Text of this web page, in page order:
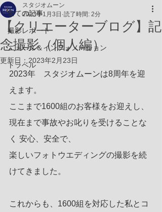
全ての記事
撮影レポート
ニュース＆インフォメーション
トラベル
【クリエーターブログ】記
念撮影（個人編）
スタジオムーン
2023年1月3日 読了時間: 2分
更新日： 2023年2月23日
2023年　スタジオムーンは8周年を迎
えます。
ここまで1600組のお客様をお迎えし、
現在まで事故やお叱りを受けることな
く 安心、安全で、
楽しいフォトウエディングの撮影を続
けてきました。
これからも、1600組を対応した私とコ